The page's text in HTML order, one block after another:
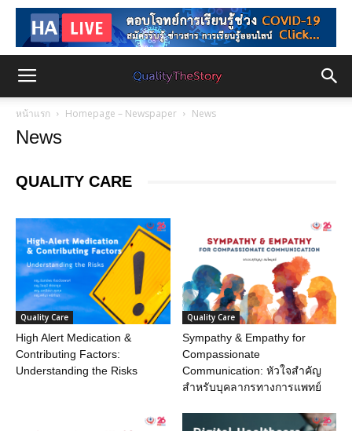
หน้าแรก Homepage – Newspaper News
News
QUALITY CARE
Quality Care
High Alert Medication &
Contributing Factors:
Understanding the Risks
Quality Care
Sympathy & Empathy for
Compassionate
Communication: หัวใจสำคัญ
สำหรับบุคลากรทางการแพทย์